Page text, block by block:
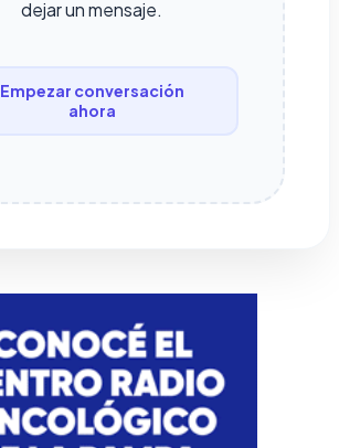
dejar un mensaje.
Empezar conversación
ahora